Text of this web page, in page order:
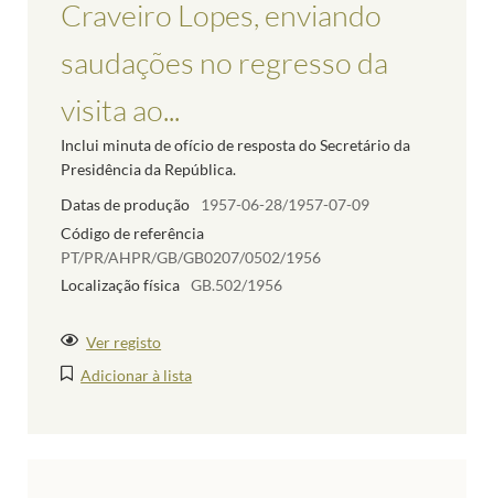
Craveiro Lopes, enviando
saudações no regresso da
visita ao...
Inclui minuta de ofício de resposta do Secretário da
Presidência da República.
Datas de produção
1957-06-28/1957-07-09
Código de referência
PT/PR/AHPR/GB/GB0207/0502/1956
Localização física GB.502/1956
Ver registo
Adicionar à lista